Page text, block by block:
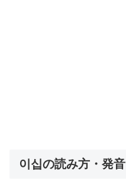
이십の読み方・発音